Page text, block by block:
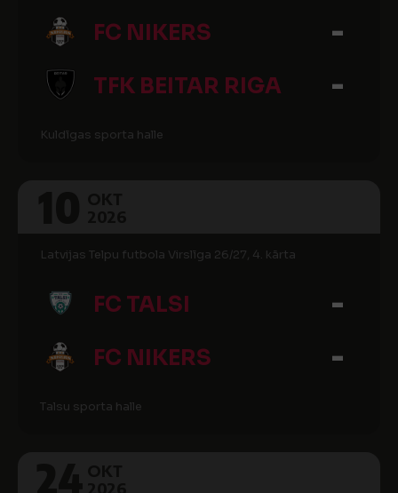
FC NIKERS -
TFK BEITAR RIGA -
Kuldīgas sporta halle
Latvijas Telpu futbola Virslīga 26/27, 4. kārta
FC TALSI -
FC NIKERS -
Talsu sporta halle